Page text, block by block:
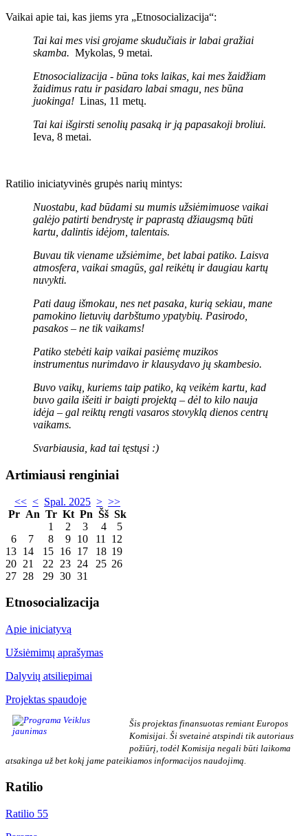
Vaikai apie tai, kas jiems yra „Etnosocializacija“:
Tai kai mes visi grojame skudučiais ir labai gražiai
skamba. Mykolas, 9 metai.
Etnosocializacija - būna toks laikas, kai mes žaidžiam
žaidimus ratu ir pasidaro labai smagu, nes būna
juokinga! Linas, 11 metų.
Tai kai išgirsti senolių pasaką ir ją papasakoji broliui.
Ieva, 8 metai.
Ratilio iniciatyvinės grupės narių mintys:
Nuostabu, kad būdami su mumis užsiėmimuose vaikai
galėjo patirti bendrystę ir paprastą džiaugsmą būti
kartu, dalintis idėjom, talentais.
Buvau tik viename užsiėmime, bet labai patiko. Laisva
atmosfera, vaikai smagūs, gal reikėtų ir daugiau kartų
nuvykti.
Pati daug išmokau, nes net pasaka, kurią sekiau, mane
pamokino lietuvių darbštumo ypatybių. Pasirodo,
pasakos – ne tik vaikams!
Patiko stebėti kaip vaikai pasiėmę muzikos
instrumentus nurimdavo ir klausydavo jų skambesio.
Buvo vaikų, kuriems taip patiko, ką veikėm kartu, kad
buvo gaila išeiti ir baigti projektą – dėl to kilo nauja
idėja – gal reiktų rengti vasaros stovyklą dienos centrų
vaikams.
Svarbiausia, kad tai tęstųsi :)
Artimiausi renginiai
<< < Spal. 2025 > >>
Pr An Tr Kt Pn Šš Sk
1
2 3 4
5
6
7 8 9 10 11
12
13 14 15 16 17 18 19
20 21 22 23 24 25 26
27 28 29 30 31
Etnosocializacija
Apie iniciatyvą
Užsiėmimų aprašymas
Dalyvių atsiliepimai
Projektas spaudoje
Šis projektas finansuotas remiant Europos
Komisijai. Ši svetainė atspindi tik autoriaus
požiūrį, todėl Komisija negali būti laikoma
atsakinga už bet kokį jame pateikiamos informacijos naudojimą.
Ratilio
Ratilio 55